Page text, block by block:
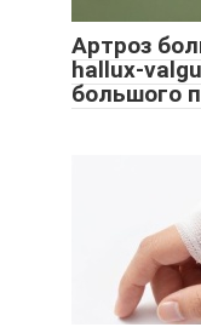
Артроз
hallux-
большого